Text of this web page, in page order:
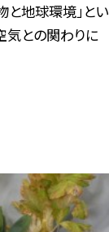
と地球環境」とい
気との関わりに